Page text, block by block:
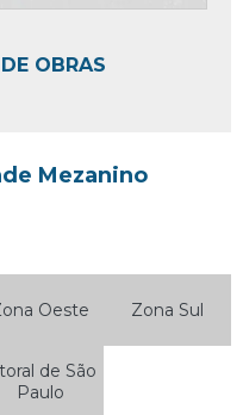
de obras
OBRAS
Mezanino
Oeste Zona Sul
de São
Paulo